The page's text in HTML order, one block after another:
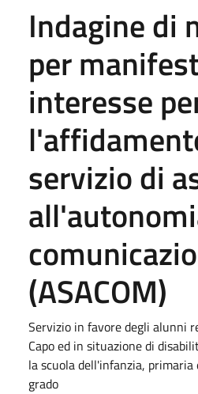
Indagine di
per
interesse
servizio di
(ASACOM)
Servizio in favore degli alunni
Capo ed in situazione di
la scuola dell'infanzia,
grado